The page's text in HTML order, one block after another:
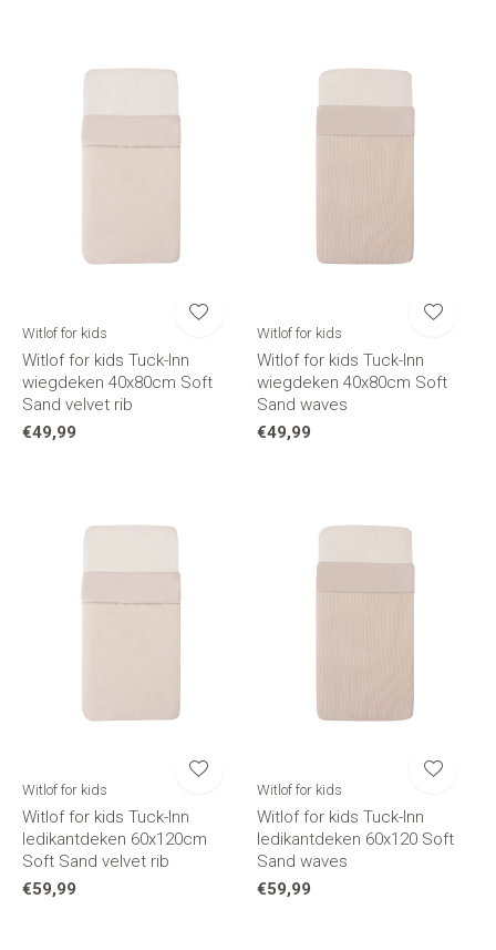
Witlof for kids
Witlof for kids Tuck-Inn
wiegdeken 40x80cm Soft
Sand velvet rib
€49,99
Witlof for kids
Witlof for kids Tuck-Inn
wiegdeken 40x80cm Soft
Sand waves
€49,99
Witlof for kids
Witlof for kids Tuck-Inn
ledikantdeken 60x120cm
Soft Sand velvet rib
€59,99
Witlof for kids
Witlof for kids Tuck-Inn
ledikantdeken 60x120 Soft
Sand waves
€59,99